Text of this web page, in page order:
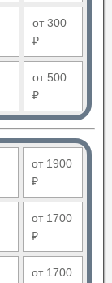
от 300
₽
от 500
₽
от 1900
₽
от 1700
₽
от 1700